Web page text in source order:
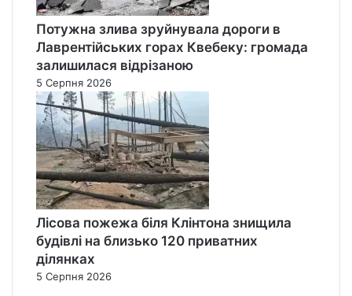
Потужна злива зруйнувала дороги в
Лаврентійських горах Квебеку: громада
залишилася відрізаною
5 Серпня 2026
Лісова пожежа біля Клінтона знищила
будівлі на близько 120 приватних
ділянках
5 Серпня 2026